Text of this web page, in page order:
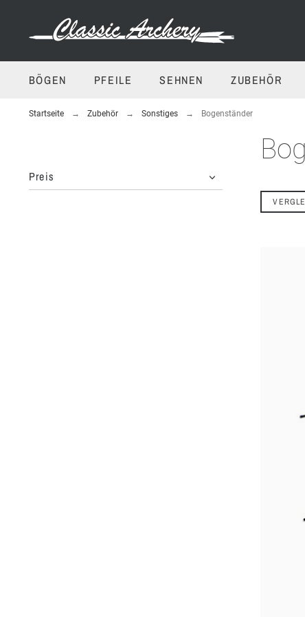
BÖGEN PFEILE SEHNEN ZUBEHÖR
Startseite Zubehör Sonstiges Bogenständer
Preis